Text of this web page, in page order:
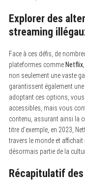
Explorer des
streaming
Face à ces défis, de
plateformes comme Netflix,
non seulement une vaste
garantissent également
adoptant ces options,
accessibles, mais vous
contenu, assurant ainsi la
titre d’exemple, en 2023,
travers le monde et
désormais partie de la
Récapitulatif